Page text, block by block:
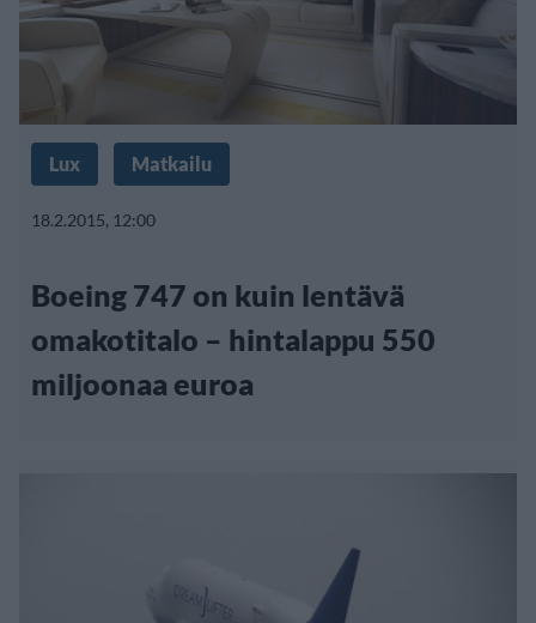
Lux Matkailu
18.2.2015, 12:00
Boeing 747 on kuin lentävä
omakotitalo – hintalappu 550
miljoonaa euroa